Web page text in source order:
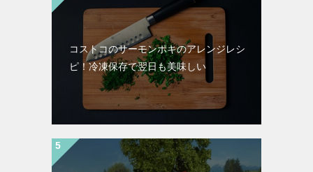
コストコのサーモンポキのアレンジレシ
ピ！冷凍保存で翌日も美味しい